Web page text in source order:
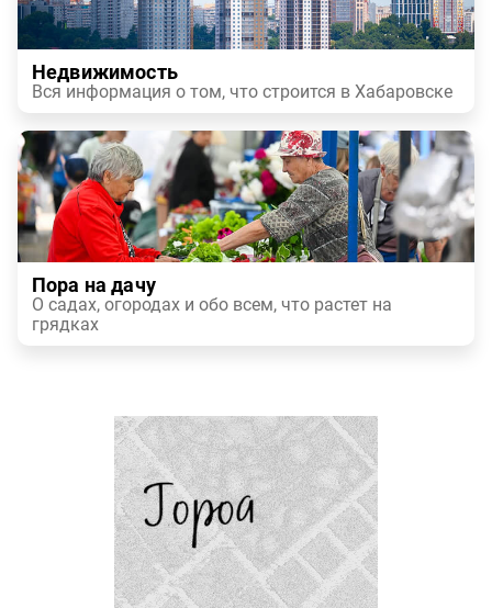
Недвижимость
Вся информация о том, что строится в Хабаровске
Пора на дачу
О садах, огородах и обо всем, что растет на
грядках